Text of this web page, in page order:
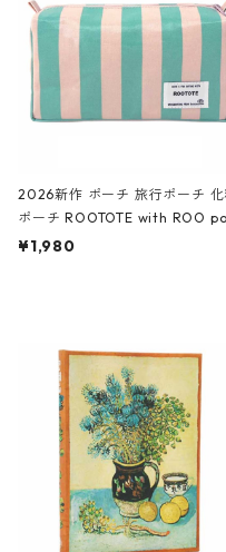
ーガンディー、オフホワイト
2026新作 ポーチ 旅行ポーチ 化
ポーチ ROOTOTE with ROO
ch 3532 ルートート WR.ポーチ.
¥1,980